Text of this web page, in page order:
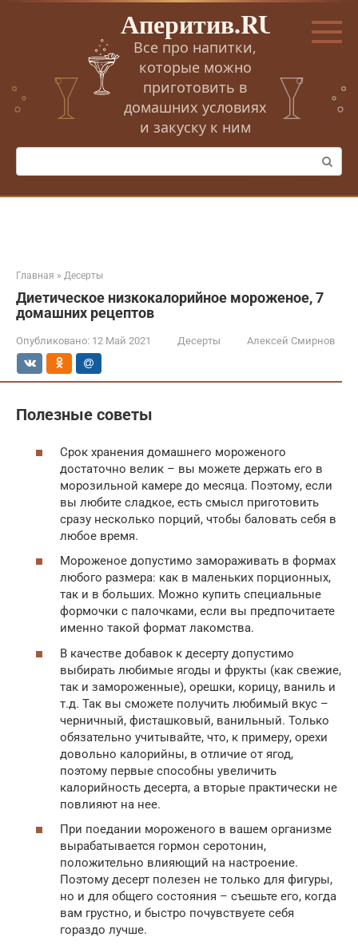
Перейти
Аперитив.RU
Все про напитки,
которые можно
приготовить в
домашних условиях
и закуску к ним
Поиск:
Главная » Десерты
Диетическое низкокалорийное мороженое, 7
домашних рецептов
Опубликовано: 12 Май 2021 Десерты Алексей Смирнов
Полезные советы
Срок хранения домашнего мороженого
достаточно велик – вы можете держать его в
морозильной камере до месяца. Поэтому, если
вы любите сладкое, есть смысл приготовить
сразу несколько порций, чтобы баловать себя в
любое время.
Мороженое допустимо замораживать в формах
любого размера: как в маленьких порционных,
так и в больших. Можно купить специальные
формочки с палочками, если вы предпочитаете
именно такой формат лакомства.
В качестве добавок к десерту допустимо
выбирать любимые ягоды и фрукты (как свежие,
так и замороженные), орешки, корицу, ваниль и
т.д. Так вы сможете получить любимый вкус –
черничный, фисташковый, ванильный. Только
обязательно учитывайте, что, к примеру, орехи
довольно калорийны, в отличие от ягод,
поэтому первые способны увеличить
калорийность десерта, а вторые практически не
повлияют на нее.
При поедании мороженого в вашем организме
вырабатывается гормон серотонин,
положительно влияющий на настроение.
Поэтому десерт полезен не только для фигуры,
но и для общего состояния – съешьте его, когда
вам грустно, и быстро почувствуете себя
гораздо лучше.